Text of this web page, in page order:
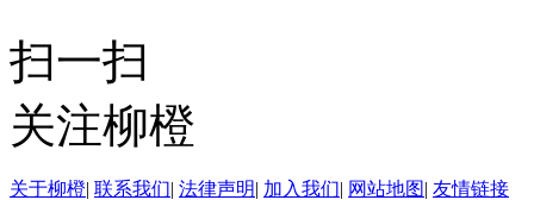
扫一扫
关注柳橙
关于柳橙| 联系我们| 法律声明| 加入我们| 网站地图| 友情链接